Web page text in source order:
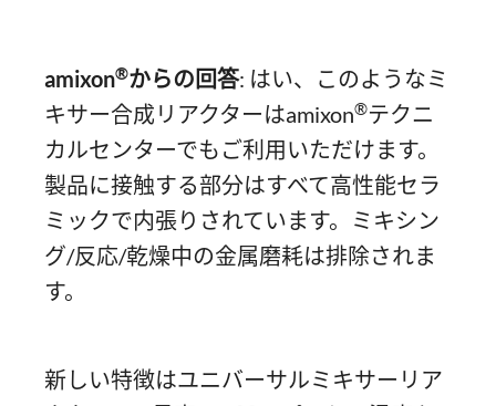
amixon®からの回答: はい、このようなミ
キサー合成リアクターはamixon®テクニ
カルセンターでもご利用いただけます。
製品に接触する部分はすべて高性能セラ
ミックで内張りされています。ミキシン
グ/反応/乾燥中の金属磨耗は排除されま
す。
新しい特徴はユニバーサルミキサーリア